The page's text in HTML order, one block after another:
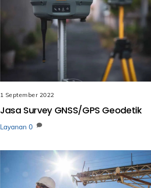
1 September 2022
Jasa Survey GNSS/GPS Geodetik
Layanan 0